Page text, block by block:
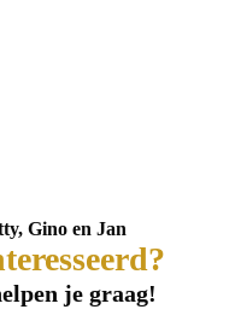
Gino en Jan
je graag!